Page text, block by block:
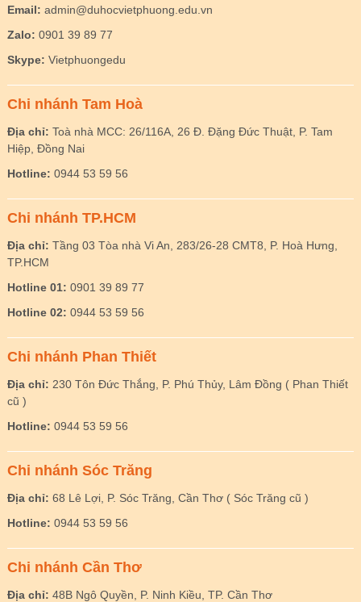
Email: admin@duhocvietphuong.edu.vn
Zalo: 0901 39 89 77
Skype: Vietphuongedu
Chi nhánh Tam Hoà
Địa chỉ: Toà nhà MCC: 26/116A, 26 Đ. Đặng Đức Thuật, P. Tam
Hiệp, Đồng Nai
Hotline: 0944 53 59 56
Chi nhánh TP.HCM
Địa chỉ: Tầng 03 Tòa nhà Vi An, 283/26-28 CMT8, P. Hoà Hưng,
TP.HCM
Hotline 01: 0901 39 89 77
Hotline 02: 0944 53 59 56
Chi nhánh Phan Thiết
Địa chỉ: 230 Tôn Đức Thắng, P. Phú Thủy, Lâm Đồng ( Phan Thiết
cũ )
Hotline: 0944 53 59 56
Chi nhánh Sóc Trăng
Địa chỉ: 68 Lê Lợi, P. Sóc Trăng, Cần Thơ ( Sóc Trăng cũ )
Hotline: 0944 53 59 56
Chi nhánh Cần Thơ
Địa chỉ: 48B Ngô Quyền, P. Ninh Kiều, TP. Cần Thơ